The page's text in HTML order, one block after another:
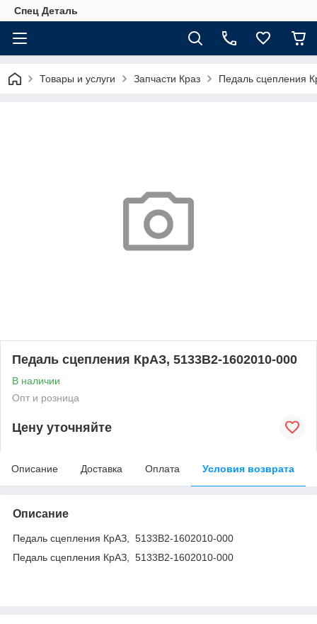
Спец Деталь
Товары и услуги Запчасти Краз Педаль сцепления
Педаль сцепления КрАЗ, 5133В2-1602010-000
В наличии
Опт и розница
Цену уточняйте
Описание Доставка Оплата Условия возврата
Описание
Педаль сцепления КрАЗ, 5133В2-1602010-000
Педаль сцепления КрАЗ, 5133В2-1602010-000